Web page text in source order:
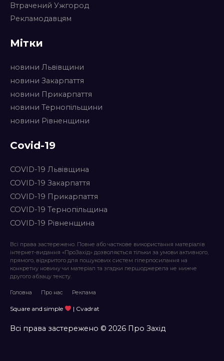
Втрачений Ужгород
Рекламодавцям
Мітки
новини Львівщини
новини Закарпаття
новини Прикарпаття
новини Тернопільщини
новини Рівненщини
Covid-19
COVID-19 Львівщина
COVID-19 Закарпаття
COVID-19 Прикарпаття
COVID-19 Тернопільщина
COVID-19 Рівненщина
Всі права застережено. Повне або часткове використання матеріалів
інтернет-видання «ПроЗахід» дозволяється тільки за умови активного,
прямого, відкритого для пошукових систем гіперпосилання на
конкретну новину чи матеріал та згадки першоджерела не нижче
другого абзацу тексту.
Головна Про нас Реклама
Square and simple | Cvadrat
Всі права застережено © 2026 Про Захід